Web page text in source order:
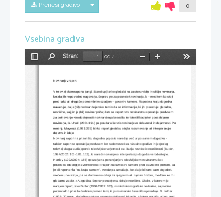
Prenesi gradivo Skrij/prikaži meni 0
Vsebina gradiva
Preklopi
Stran:
od 4
Pomanjšaj
Novinarjev raport
V televizijskem raportu (angl. Stand up) lahko gledalci na zaslonu vidijo in slišijo novinarja,
kot da jih neposredno nagovarja, čeprav gre za posnetek novinarja, ki – med tem ko stoji
pred tako ali drugače pomembnim ozadjem – govori v kamero. Raport na kraju dogodka
nakazuje, da je (bil) novinar dejansko tam in da so informacije, ki jih posreduje gledalcu,
resnične, saj jim je (bil) novinar priča; Zato se raport v tv novinarstvu uporablja predvsem
za potrjevanje verodostojnosti novinarskega besedila ter identifikacijo ter poosebljanje
novinarja, G. Ursell (2001:191) pa poudarja še vtis novinarjeve delavnosti in dejavnosti. Po
mnenju Mayeuxa (1991:265) lahko raport gledalcu olajša razumevanje ali interpertacijo
dejstva in ideje.
Novinarji raport na prizorišču dogodka pogosto naredijo več ur po samem dogodku -
takšen raport se uporablja predvsem kot nadomestek za vizualno gradivo in je (poleg
televizijskega studia) porok televizijske verjetnosti oz. iluzija resnice in resničnosti (Butler,
1994/2002: 102-.103, 113), ki naredi novinarjevo interpretacijo dogodka verodostojno.
Hartley (1992/2004: 185) opozarja na ponarejanje v televizijskem novinarstvu kot
posledico ideologije avtentičnosti: »Raport naravnost v kamero pred stavbo ne pomeni, da
je bil reporter/ka "na kraju samem", vendar pa označuje, kot da je bil tam; sam dogodek,
vreden unovičenja, pa se domnevno odvija za njegovim ali  njenim hrbtom, medtem ko mi
gledamo zaslon.« A zgodba, čeprav ponarejena, deluje resnično. Okolie, v katerem je
narejen raport, tako Butler (1994/2002: 103), ni nikoli ikonografsko nevtralno, saj vedno
potencialno prinaša dodaten pomen temi, ki jo novinarsko besedilo upoveduje. B. Luthar
(1998: 20) pravi, da lahko novinar v raportu stoji pred lokacijo, s katere poroča, ali pa pred